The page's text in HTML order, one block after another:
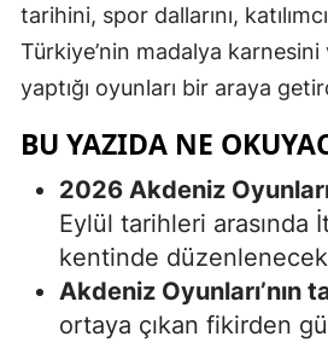
tarihini, spor dallarını,
Türkiye’nin madalya
yaptığı oyunları bir araya
BU YAZIDA NE
2026 Akdeniz
Eylül tarihleri arasında
kentinde
Akdeniz Oyunları’nın
ortaya çıkan fikirden